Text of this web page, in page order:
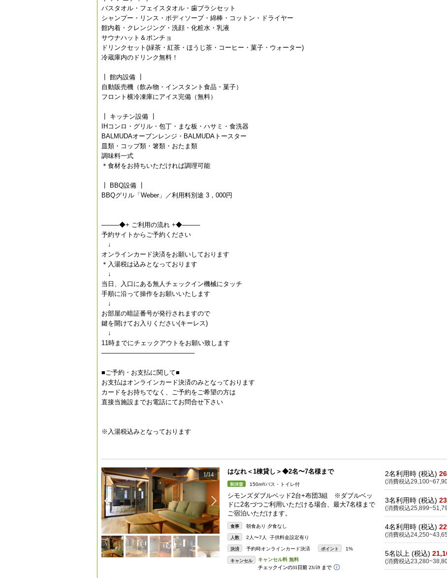
バスタオル・フェイスタオル・歯ブラシセット
シャンプー・リンス・ボディソープ・綿棒・コットン・ドライヤー
館内着・クレンジング・洗顔・化粧水・乳液
サウナハット＆ポンチョ
ドリンクセット(緑茶・紅茶・ほうじ茶・コーヒー・菓子・ウォーター)
冷蔵庫内のドリンク無料！
┃ 館内設備 ┃
自動販売機（飲み物・インスタント食品・菓子）
フロント横冷凍庫にアイス完備（無料）
┃ キッチン設備 ┃
IHコンロ・グリル・包丁・まな板・ハサミ・食洗器
BALMUDAオーブンレンジ・BALMUDAトースター
皿類・コップ類・箸類・おたま類
調味料一式
＊食材をお持ちいただければ調理可能
┃ BBQ設備 ┃
BBQグリル「Weber」／利用料別途 3，000円
────◆+ ご利用の流れ +◆────
予約サイトからご予約ください
↓
オンラインカード決済をお願いしております
＊入湯税は込みとなっております
↓
当日、入口にある無人チェックイン機械にタッチ
手順に沿って操作をお願いいたします
↓
お部屋の暗証番号が発行されますので
鍵を開けてお入りください(キーレス)
↓
11時までにチェックアウトをお願い致します
─────────────────────
■ご予約・お支払に関して■
お支払はオンラインカード決済のみとなっております
カードをお持ちでなく、ご予約をご希望の方は
直接当施設までお電話にてお問合せ下さい
※入湯税込みとなっております
1/14 はなれ＜1棟貸し＞◆2名〜7名様まで
和洋室 150m²/バス・トイレ付
シモンズダブルベッド2台+布団3組 ※ダブルベッ
ドに2名づつご利用いただける場合、最大7名様まで
ご宿泊いただけます。
食事 朝食あり 夕食なし
人数 2人〜7人 子供料金設定有り
決済 予約時オンラインカード決済 ポイント 1%
キャンセル
2名利用時 (税込)
(消費税込
3名利用時 (税込)
(消費税込
4名利用時 (税込)
(消費税込
5名以上 (税込)
(消費税込